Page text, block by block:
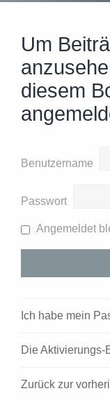
Um
diesem
Benutzername
Passwort
Angemeldet
Ich habe mein
Die Aktivierungs-
Zurück zur